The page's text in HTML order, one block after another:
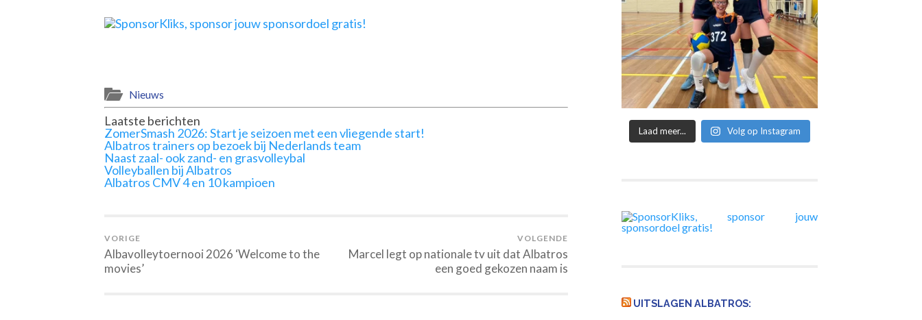
Nieuws
Laatste berichten
ZomerSmash 2026: Start je seizoen met een vliegende start!
Albatros trainers op bezoek bij Nederlands team
Naast zaal- ook zand- en grasvolleybal
Volleyballen bij Albatros
Albatros CMV 4 en 10 kampioen
VORIGE
Albavolleytoernooi 2026 ‘Welcome to the
movies’
VOLGENDE
Marcel legt op nationale tv uit dat Albatros
een goed gekozen naam is
Laad meer... Volg op Instagram
UITSLAGEN ALBATROS: